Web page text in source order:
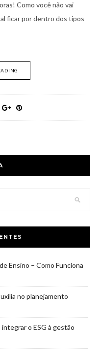
Como você não vai
ficar por dentro dos tipos
Ensino – Como Funciona
no planejamento
o ESG à gestão